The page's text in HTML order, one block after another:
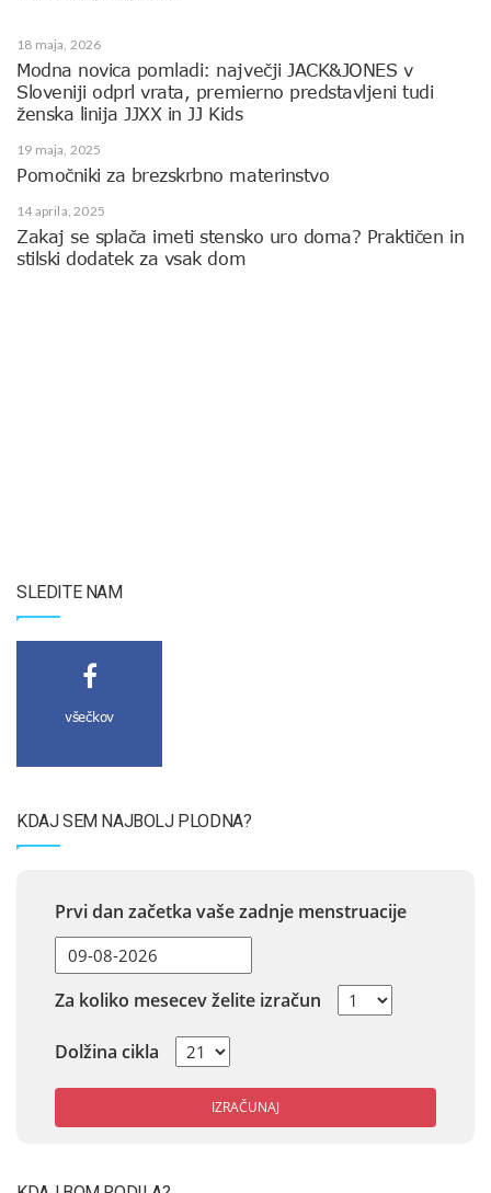
18 maja, 2026
Modna novica pomladi: največji JACK&JONES v
Sloveniji odprl vrata, premierno predstavljeni tudi
ženska linija JJXX in JJ Kids
19 maja, 2025
Pomočniki za brezskrbno materinstvo
14 aprila, 2025
Zakaj se splača imeti stensko uro doma? Praktičen in
stilski dodatek za vsak dom
SLEDITE NAM
všečkov
KDAJ SEM NAJBOLJ PLODNA?
Prvi dan začetka vaše zadnje menstruacije
Za koliko mesecev želite izračun
Dolžina cikla
IZRAČUNAJ